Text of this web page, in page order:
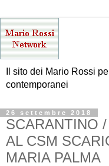
Il sito dei Mario Rossi
contemporanei
26 settembre 2018
SCARANTINO
AL CSM
MARIA PALMA